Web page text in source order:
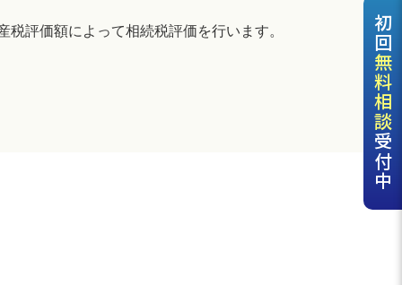
初回
無料相談
受付中
評価額によって相続税評価を行います。